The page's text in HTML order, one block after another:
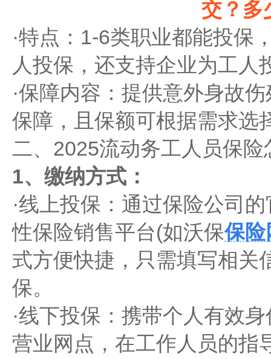
·‌特点‌：1-6类职业都能投保
人投保，还支持企业为工人
·‌保障内容‌：提供意外身故
保障，且保额可根据需求选
二、2025流动务工人员保险
1、‌缴纳方式‌：
·‌线上投保‌：通过保险公司
性保险销售平台(如沃保保险
式方便快捷，只需填写相关
保。
·‌线下投保‌：携带个人有效
营业网点，在工作人员的指